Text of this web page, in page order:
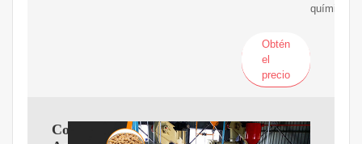
químicos.
Obtén
el
precio
Comprar